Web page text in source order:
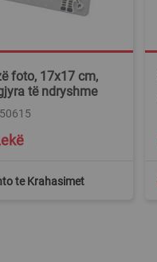
foto, 17x17 cm,
të ndryshme
te Krahasimet